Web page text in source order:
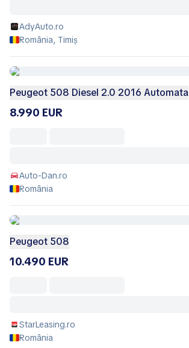
AdyAuto.ro
România, Timiș
Peugeot 508 Diesel 2.0 2016 Automata
8.990 EUR
Auto-Dan.ro
România
Peugeot 508
10.490 EUR
StarLeasing.ro
România